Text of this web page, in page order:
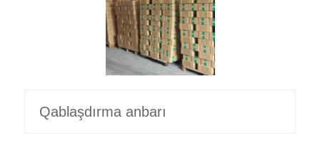
Qablaşdırma anbarı